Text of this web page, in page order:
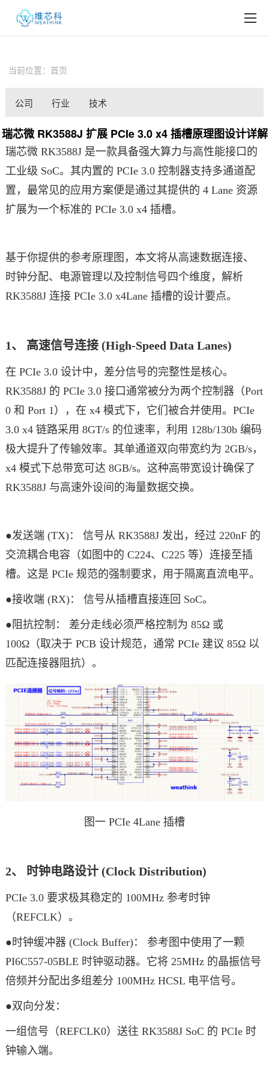
行业应用
新闻中心
服务与支持
关于我们
EN
当前位置： 首页
公司
新闻
行业
新闻
技术
分享
瑞芯微 RK3588J 扩展 PCIe 3.0 x4 插槽原理图设计详解
瑞芯微 RK3588J 是一款具备强大算力与高性能接口的
工业级 SoC。其内置的 PCIe 3.0 控制器支持多通道配
置，最常见的应用方案便是通过其提供的 4 Lane 资源
扩展为一个标准的 PCIe 3.0 x4 插槽。
基于你提供的参考原理图，本文将从高速数据连接、
时钟分配、电源管理以及控制信号四个维度，解析
RK3588J 连接 PCIe 3.0 x4Lane 插槽的设计要点。
1、 高速信号连接 (High-Speed Data Lanes)
在 PCIe 3.0 设计中，差分信号的完整性是核心。
RK3588J 的 PCIe 3.0 接口通常被分为两个控制器（Port
0 和 Port 1），在 x4 模式下，它们被合并使用。PCIe
3.0 x4 链路采用 8GT/s 的位速率，利用 128b/130b 编码
极大提升了传输效率。其单通道双向带宽约为 2GB/s，
x4 模式下总带宽可达 8GB/s。这种高带宽设计确保了
RK3588J 与高速外设间的海量数据交换。
●发送端 (TX)： 信号从 RK3588J 发出，经过 220nF 的
交流耦合电容（如图中的 C224、C225 等）连接至插
槽。这是 PCIe 规范的强制要求，用于隔离直流电平。
●接收端 (RX)： 信号从插槽直接连回 SoC。
●阻抗控制： 差分走线必须严格控制为 85Ω 或
100Ω（取决于 PCB 设计规范，通常 PCIe 建议 85Ω 以
匹配连接器阻抗）。
图一 PCIe 4Lane 插槽
2、 时钟电路设计 (Clock Distribution)
PCIe 3.0 要求极其稳定的 100MHz 参考时钟
（REFCLK）。
●时钟缓冲器 (Clock Buffer)： 参考图中使用了一颗
PI6C557-05BLE 时钟驱动器。它将 25MHz 的晶振信号
倍频并分配出多组差分 100MHz HCSL 电平信号。
●双向分发：
一组信号（REFCLK0）送往 RK3588J SoC 的 PCIe 时
钟输入端。